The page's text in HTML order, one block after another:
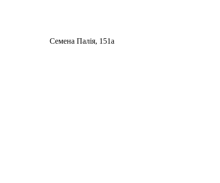
Семена Палія, 151а